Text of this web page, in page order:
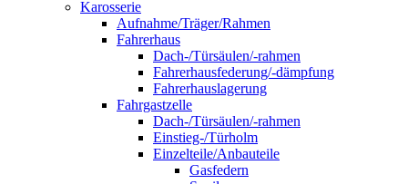
Karosserie
Aufnahme/Träger/Rahmen
Fahrerhaus
Dach-/Türsäulen/-rahmen
Fahrerhausfederung/-dämpfung
Fahrerhauslagerung
Fahrgastzelle
Dach-/Türsäulen/-rahmen
Einstieg-/Türholm
Einzelteile/Anbauteile
Gasfedern